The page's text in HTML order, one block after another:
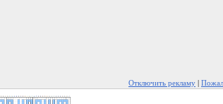
Отключить рекламу |